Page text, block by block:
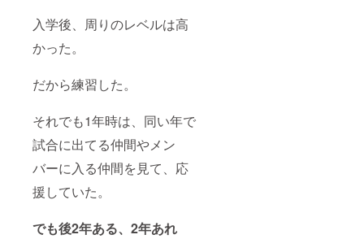
入学後、周りのレベルは高
かった。
だから練習した。
それでも1年時は、同い年で
試合に出てる仲間やメン
バーに入る仲間を見て、応
援していた。
でも後2年ある、2年あれ